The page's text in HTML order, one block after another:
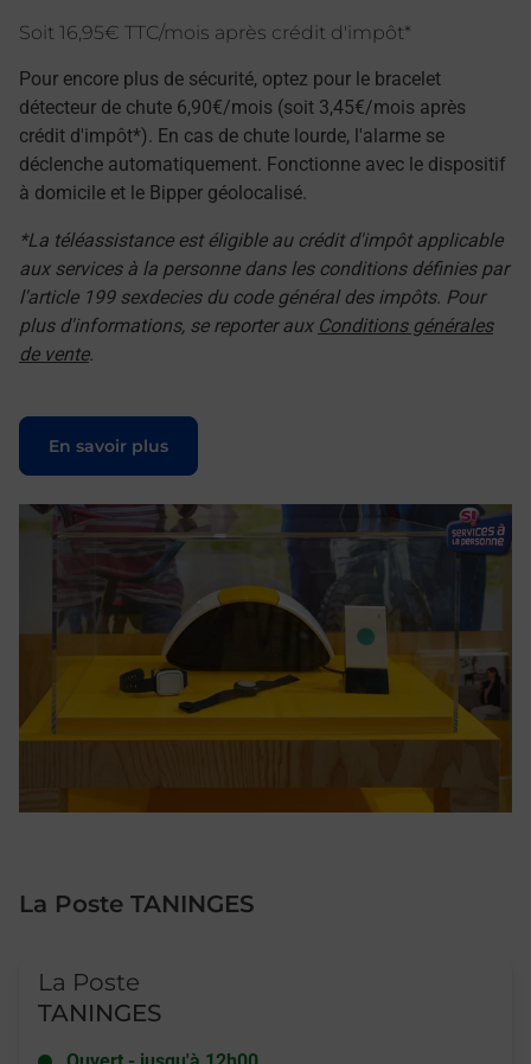
Soit 16,95€ TTC/mois après crédit d'impôt*
Pour encore plus de sécurité, optez pour le bracelet
détecteur de chute 6,90€/mois (soit 3,45€/mois après
crédit d'impôt*). En cas de chute lourde, l'alarme se
déclenche automatiquement. Fonctionne avec le dispositif
à domicile et le Bipper géolocalisé.
*La téléassistance est éligible au crédit d'impôt applicable
aux services à la personne dans les conditions définies par
l'article 199 sexdecies du code général des impôts. Pour
plus d'informations, se reporter aux Conditions générales
de vente.
En savoir plus
Le lien s'ouvre dans un nouvel onglet
La Poste TANINGES
La Poste
TANINGES